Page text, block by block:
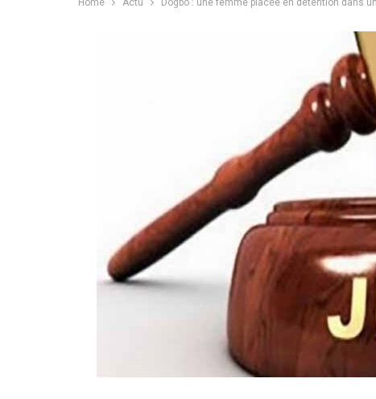
Home Actu Dogbo : une femme placée en détention dans